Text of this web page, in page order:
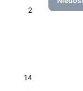
2
14